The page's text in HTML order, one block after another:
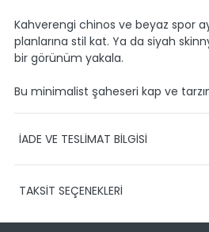
Kahverengi chinos ve beyaz spor
planlarına stil kat. Ya da siyah
bir görünüm yakala.
Bu minimalist şaheseri kap ve
İADE VE TESLİMAT BİLGİSİ
Ürünlerinizin gönderimini anlaşmalı
1-3 iş günü içerisinde kargoya
TAKSİT SEÇENEKLERİ